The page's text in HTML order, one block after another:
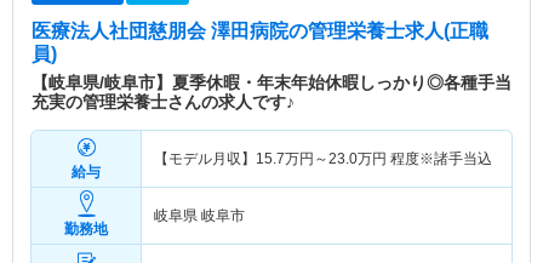
医療法人社団慈朋会 澤田病院の管理栄養士求人(正職
員)
【岐阜県/岐阜市】夏季休暇・年末年始休暇しっかり◎各種手当
充実の管理栄養士さんの求人です♪
給与
【モデル月収】 15.7万円～23.0万円 程度※諸手当込
勤務地
岐阜県 岐阜市